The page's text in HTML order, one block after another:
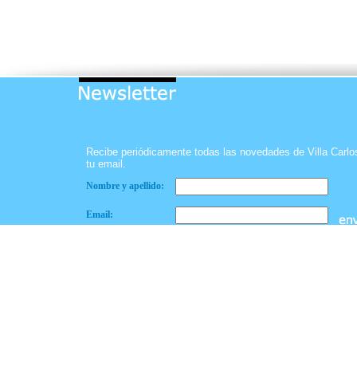
Recibe periódicamente todas las novedades de Villa
tu email.
Nombre y apellido:
Email: